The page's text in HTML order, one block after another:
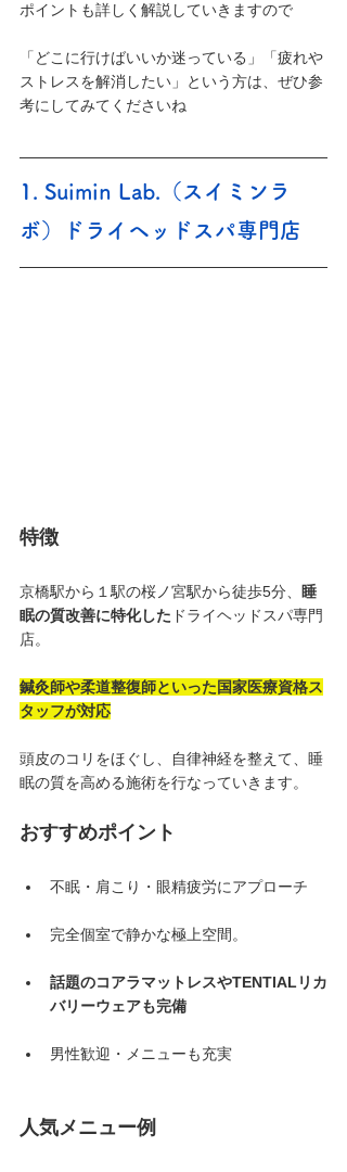
ポイントも詳しく解説していきますので
「どこに行けばいいか迷っている」「疲れや
ストレスを解消したい」という方は、ぜひ参
考にしてみてくださいね
1. Suimin Lab.（スイミンラ
ボ）ドライヘッドスパ専門店
特徴
京橋駅から１駅の桜ノ宮駅から徒歩5分、
睡
眠の質改善に特化した ドライヘッドスパ専門
店。
鍼灸師や柔道整復師といった国家医療資格ス
タッフが対応
頭皮のコリをほぐし、自律神経を整えて、睡
眠の質を高める施術を行なっていきます。
おすすめポイント
不眠・肩こり・眼精疲労にアプローチ
完全個室で静かな極上空間。
話題のコアラマットレスやTENTIALリカ
バリーウェアも完備
男性歓迎・メニューも充実
人気メニュー例